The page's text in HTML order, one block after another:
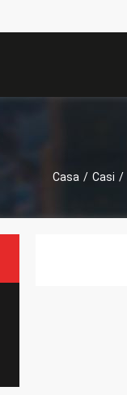
Casa / Casi /